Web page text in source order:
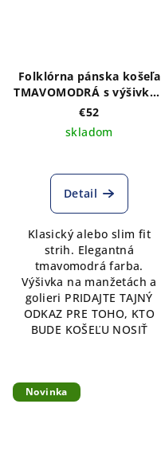
Folklórna pánska košeľa
TMAVOMODRÁ s výšivkou
vzor Kristián2 v modrých
odtieňoch
€52
skladom
Detail
Klasický alebo slim fit
strih. Elegantná
tmavomodrá farba.
Výšivka na manžetách a
golieri PRIDAJTE TAJNÝ
ODKAZ PRE TOHO, KTO
BUDE KOŠEĽU NOSIŤ
Novinka